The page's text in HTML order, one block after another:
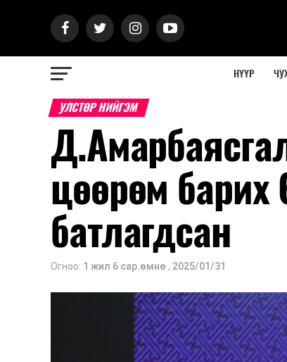
НҮҮР
УЛСТӨР НИЙГЭМ
цөөрөм барих
батлагдсан
Огноо: 1 жил 6 сар.өмнө , 2025/01/31